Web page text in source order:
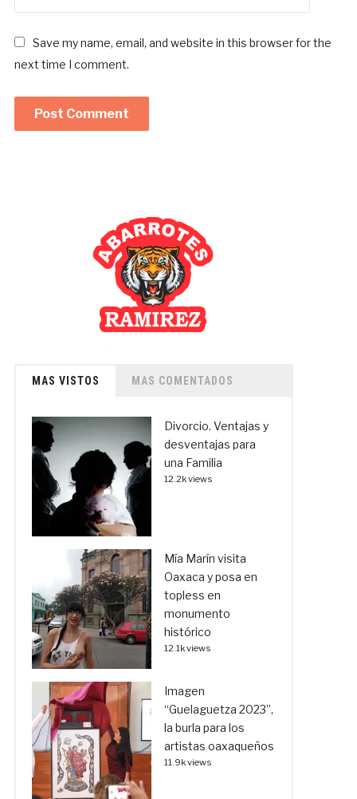
Save my name, email, and website in this browser for the
next time I comment.
MAS VISTOS MAS COMENTADOS
Divorcio. Ventajas y
desventajas para
una Familia
12.2k views
Mía Marín visita
Oaxaca y posa en
topless en
monumento
histórico
12.1k views
Imagen
“Guelaguetza 2023”,
la burla para los
artistas oaxaqueños
11.9k views